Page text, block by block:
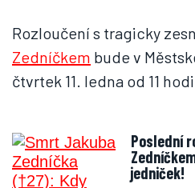
Rozloučení s tragicky
Zedníčkem bude v
čtvrtek 11. ledna od 11
Poslední
jedniček!